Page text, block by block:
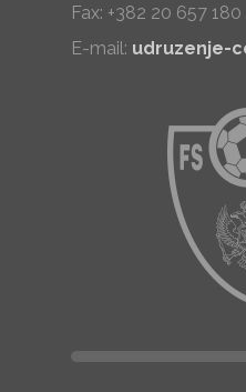
Fax: +382 20 657 180
E-mail: udruzenje-